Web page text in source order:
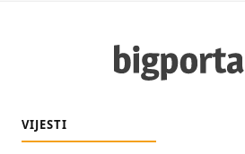
VIJESTI